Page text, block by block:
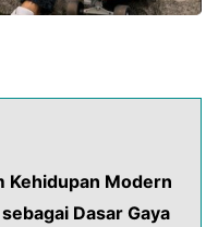
Kehidupan Modern
Dasar Gaya